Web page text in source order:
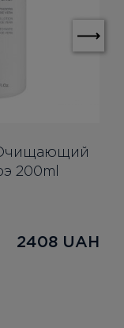
Очищающий
200ml
2408 UAH